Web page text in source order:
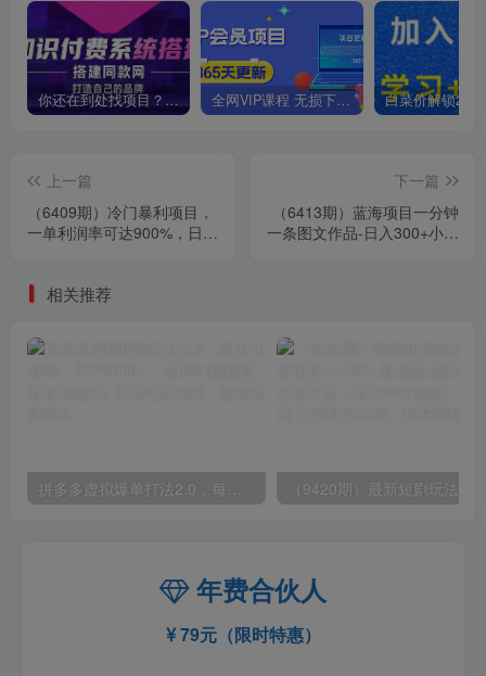
你还在到处找项目？还在当韭菜？我靠卖项目一个月收入5万+，曾经我也是个失败者。 全网VIP课程 无损下载~
上一篇
（6409期）冷门暴利项目，
一单利润率可达900%，日入
下一篇
（6413期）蓝海项目一分钟
一条图文作品-日入300+小吃
相关推荐
年费合伙人
79元（限时特惠）